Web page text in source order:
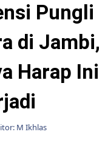
Pungli
di Jambi,
Harap Ini
M Ikhlas